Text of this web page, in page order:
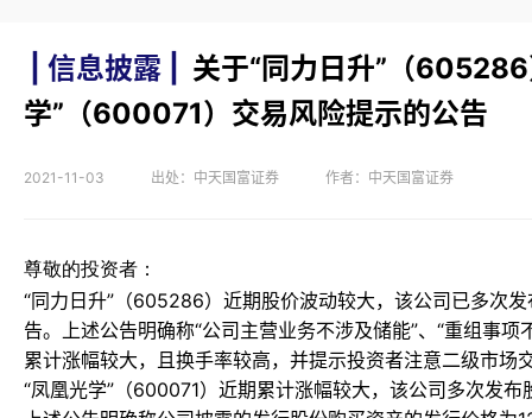
| 信息披露 |
关于“同力日升”（
学”（600071）交易风险提示的公告
2021-11-03 出处：中天国富证券 作者：中天国富证券
尊敬的投资者：
“同力日升”（605286）近期股价波动较大，该公司已多次
告。上述公告明确称“公司主营业务不涉及储能”、“重组事
累计涨幅较大，且换手率较高，并提示投资者注意二级市场
“凤凰光学”（600071）近期累计涨幅较大，该公司多次发